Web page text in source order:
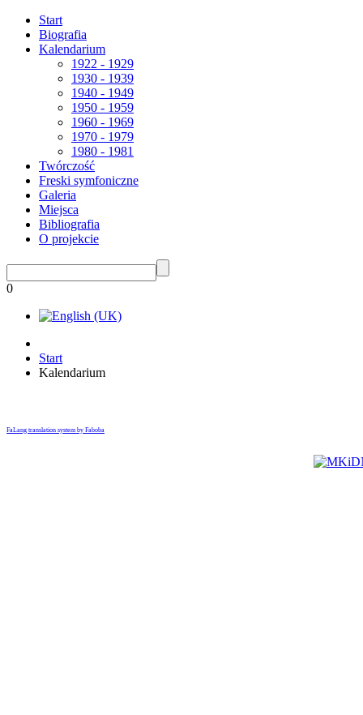
Start
Biografia
Kalendarium
1922 - 1929
1930 - 1939
1940 - 1949
1950 - 1959
1960 - 1969
1970 - 1979
1980 - 1981
Twórczość
Freski symfoniczne
Galeria
Miejsca
Bibliografia
O projekcie
0
Start
Kalendarium
FaLang translation system by Faboba